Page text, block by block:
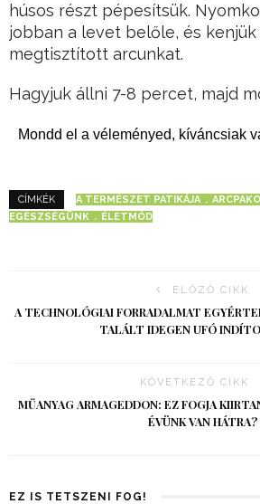
húsos részt pépesítsük.
jobban a levet belőle, és
megtisztított arcunkat.
Hagyjuk állni 7-8 percet, majd
Mondd el a véleményed, kíváncsiak
CÍMKÉK A TERMÉSZET PATIKÁJA
EGÉSZSÉGÜNK
ÉLETMÓD
ELŐZŐ CIKK
A TECHNOLÓGIAI FORRADALMAT
TALÁLT IDEGEN UFÓ
KÖVETKEZŐ CIKK
MŰANYAG ARMAGEDDON: EZ FOGJA
ÉVÜNK VAN HÁTRA?
EZ IS TETSZENI FOG!